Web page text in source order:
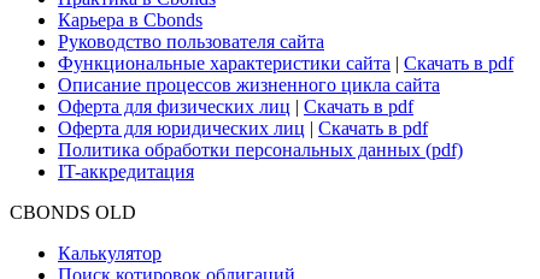
Для клиентов
О нас
Безопасность проведения платежей
Практика в Cbonds
Карьера в Cbonds
Руководство пользователя сайта
Функциональные характеристики сайта|Скачать в pdf
Описание процессов жизненного цикла сайта
Оферта для юридических лиц
IT-аккредитация